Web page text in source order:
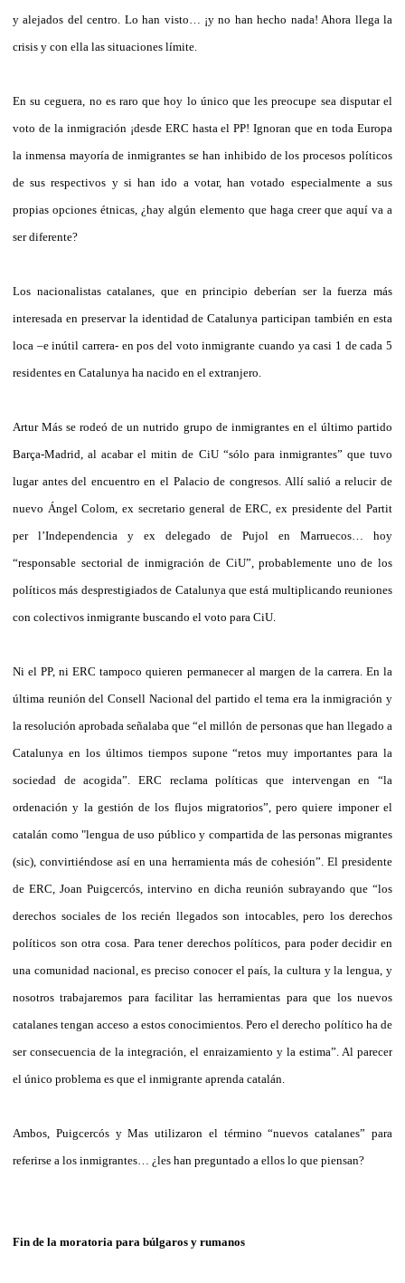
y alejados del centro. Lo han visto… ¡y no han hecho nada! Ahora llega la
crisis y con ella las situaciones límite.
En su ceguera, no es raro que hoy lo único que les preocupe sea disputar el
voto de la inmigración ¡desde ERC hasta el PP! Ignoran que en toda Europa
la inmensa mayoría de inmigrantes se han inhibido de los procesos políticos
de sus respectivos y si han ido a votar, han votado especialmente a sus
propias opciones étnicas, ¿hay algún elemento que haga creer que aquí va a
ser diferente?
Los nacionalistas catalanes, que en principio deberían ser la fuerza más
interesada en preservar la identidad de Catalunya participan también en esta
loca –e inútil carrera- en pos del voto inmigrante cuando ya casi 1 de cada 5
residentes en Catalunya ha nacido en el extranjero.
Artur Más se rodeó de un nutrido grupo de inmigrantes en el último partido
Barça-Madrid, al acabar el mitin de CiU “sólo para inmigrantes” que tuvo
lugar antes del encuentro en el Palacio de congresos. Allí salió a relucir de
nuevo Ángel Colom, ex secretario general de ERC, ex presidente del Partit
per l’Independencia y ex delegado de Pujol en Marruecos… hoy
“responsable sectorial de inmigración de CiU”, probablemente uno de los
políticos más desprestigiados de Catalunya que está multiplicando reuniones
con colectivos inmigrante buscando el voto para CiU.
Ni el PP, ni ERC tampoco quieren permanecer al margen de la carrera. En la
última reunión del Consell Nacional del partido el tema era la inmigración y
la resolución aprobada señalaba que “el millón de personas que han llegado a
Catalunya en los últimos tiempos supone “retos muy importantes para la
sociedad de acogida”. ERC reclama políticas que intervengan en “la
ordenación y la gestión de los flujos migratorios”, pero quiere imponer el
catalán como "lengua de uso público y compartida de las personas migrantes
(sic), convirtiéndose así en una herramienta más de cohesión”. El presidente
de ERC, Joan Puigcercós, intervino en dicha reunión subrayando que “los
derechos sociales de los recién llegados son intocables, pero los derechos
políticos son otra cosa. Para tener derechos políticos, para poder decidir en
una comunidad nacional, es preciso conocer el país, la cultura y la lengua, y
nosotros trabajaremos para facilitar las herramientas para que los nuevos
catalanes tengan acceso a estos conocimientos. Pero el derecho político ha de
ser consecuencia de la integración, el enraizamiento y la estima”. Al parecer
el único problema es que el inmigrante aprenda catalán.
Ambos, Puigcercós y Mas utilizaron el término “nuevos catalanes” para
referirse a los inmigrantes… ¿les han preguntado a ellos lo que piensan?
Fin de la moratoria para búlgaros y rumanos